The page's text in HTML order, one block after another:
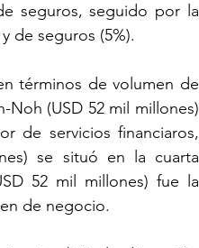
seguros, seguido por la
de seguros (5%).
términos de volumen de
Noh (USD 52 mil millones)
de servicios financiaros,
se situó en la cuarta
52 mil millones) fue la
de negocio.